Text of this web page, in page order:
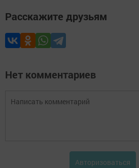
Расскажите друзьям
Нет комментариев
Авторизоваться